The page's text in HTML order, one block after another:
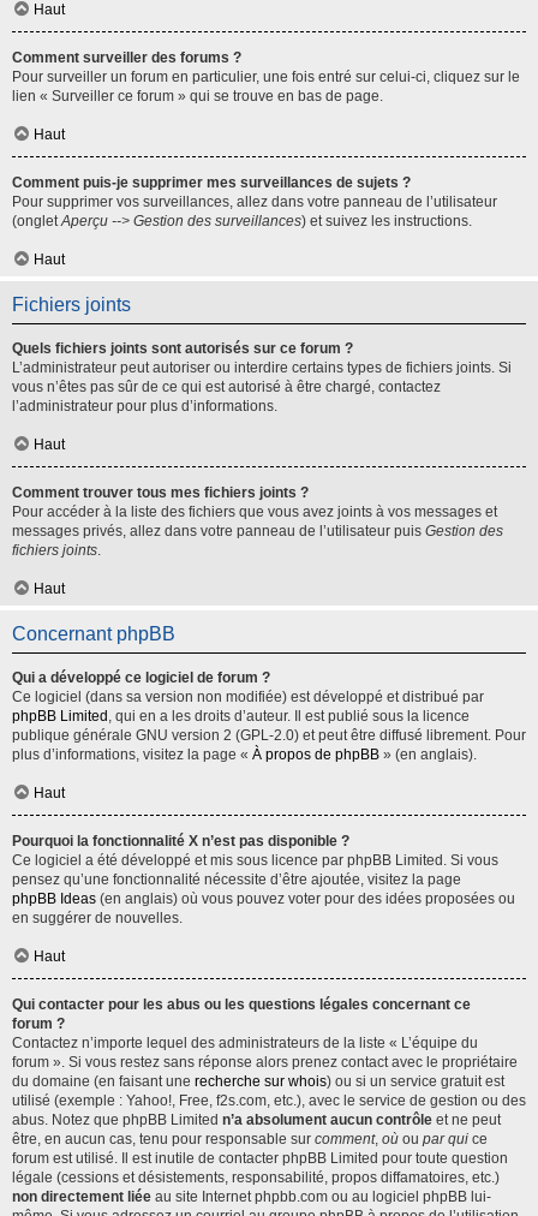
Haut
Comment surveiller des forums ?
Pour surveiller un forum en particulier, une fois entré sur celui-ci, cliquez sur le
lien « Surveiller ce forum » qui se trouve en bas de page.
Haut
Comment puis-je supprimer mes surveillances de sujets ?
Pour supprimer vos surveillances, allez dans votre panneau de l’utilisateur
(ongletAperçu --> Gestion des surveillances) et suivez les instructions.
Haut
Fichiers joints
Quels fichiers joints sont autorisés sur ce forum ?
L’administrateur peut autoriser ou interdire certains types de fichiers joints. Si
vous n’êtes pas sûr de ce qui est autorisé à être chargé, contactez
l’administrateur pour plus d’informations.
Haut
Comment trouver tous mes fichiers joints ?
Pour accéder à la liste des fichiers que vous avez joints à vos messages et
messages privés, allez dans votre panneau de l’utilisateur puis Gestion des
fichiers joints.
Haut
Concernant phpBB
Qui a développé ce logiciel de forum ?
Ce logiciel (dans sa version non modifiée) est développé et distribué par
phpBB Limited , qui en a les droits d’auteur. Il est publié sous la licence
publique générale GNU version 2 (GPL-2.0) et peut être diffusé librement. Pour
plus d’informations, visitez la page « À propos de phpBB » (en anglais).
Haut
Pourquoi la fonctionnalité X n’est pas disponible ?
Ce logiciel a été développé et mis sous licence par phpBB Limited. Si vous
pensez qu’une fonctionnalité nécessite d’être ajoutée, visitez la page
phpBB Ideas (en anglais) où vous pouvez voter pour des idées proposées ou
en suggérer de nouvelles.
Haut
Qui contacter pour les abus ou les questions légales concernant ce
forum ?
Contactez n’importe lequel des administrateurs de la liste « L’équipe du
forum ». Si vous restez sans réponse alors prenez contact avec le propriétaire
du domaine (en faisant une recherche sur whois) ou si un service gratuit est
utilisé (exemple : Yahoo!, Free, f2s.com, etc.), avec le service de gestion ou des
abus. Notez que phpBB Limited n’a absolument aucun contrôle et ne peut
être, en aucun cas, tenu pour responsable sur comment, où ou par qui ce
forum est utilisé. Il est inutile de contacter phpBB Limited pour toute question
légale (cessions et désistements, responsabilité, propos diffamatoires, etc.)
non directement liée au site Internet phpbb.com ou au logiciel phpBB lui-